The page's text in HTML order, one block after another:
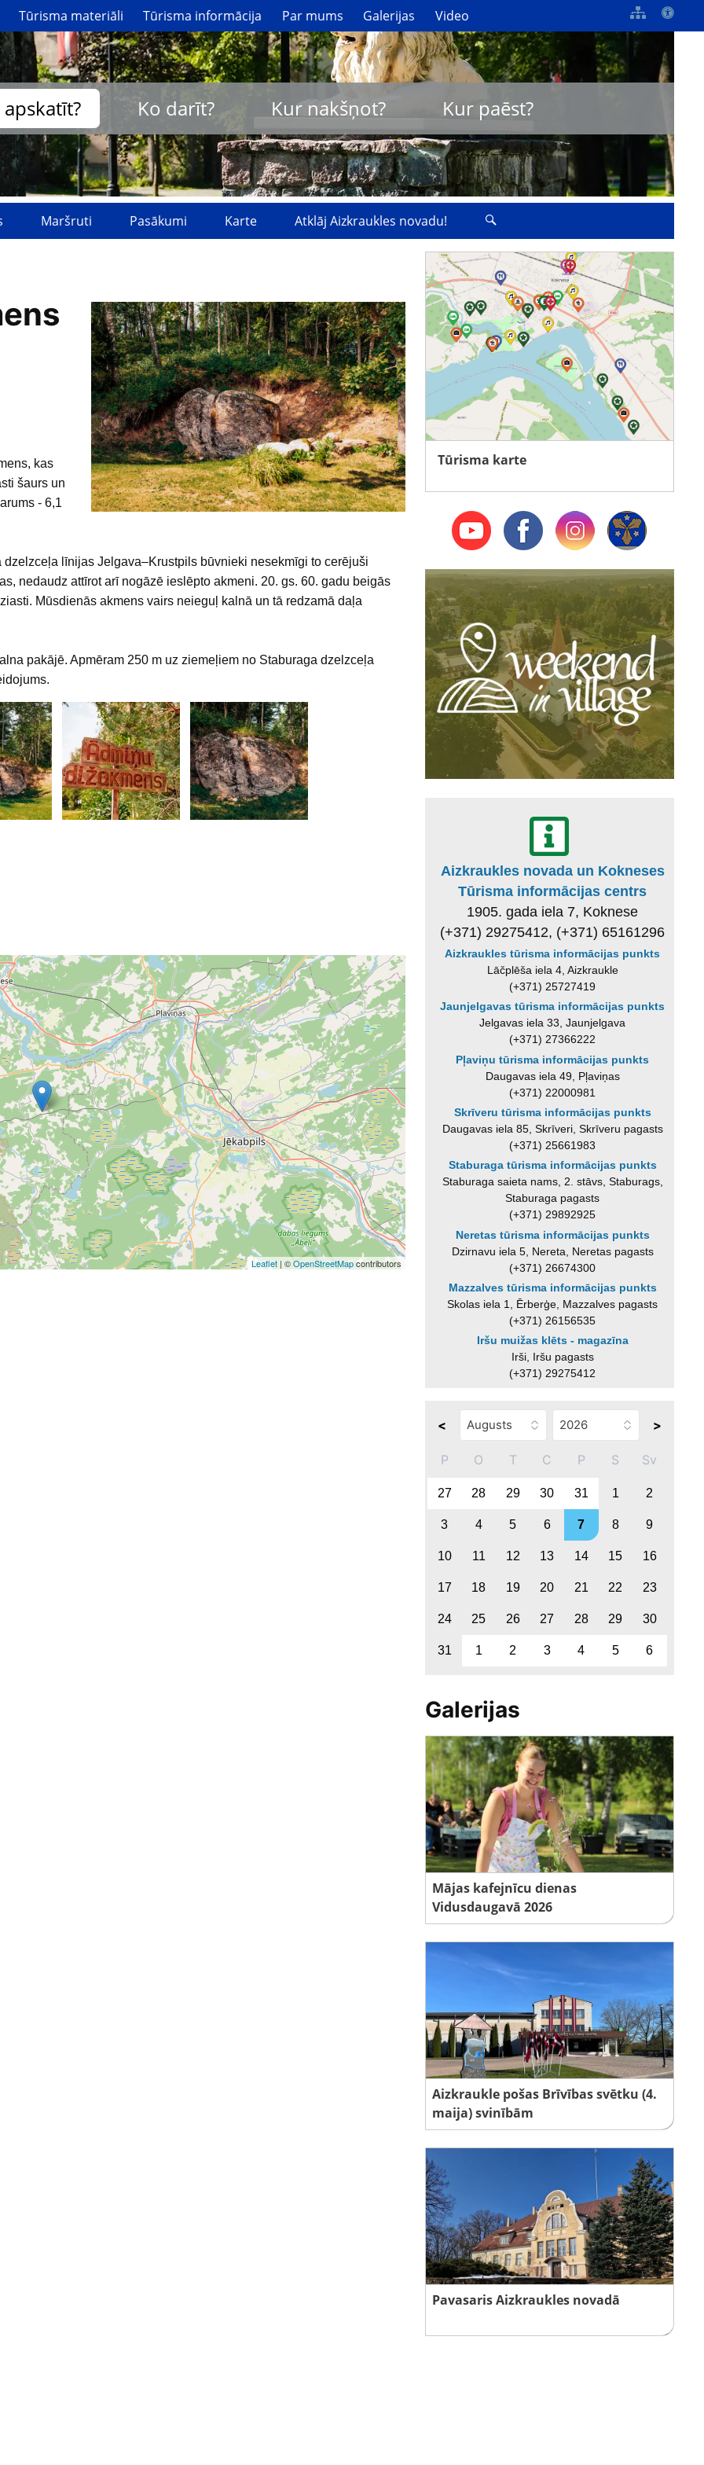
Tūrisma materiāli Tūrisma informācija Par mums Galerijas Video
Ko darīt? Kur nakšņot? Kur paēst?
Maršruti Pasākumi Karte Atklāj Aizkraukles novadu!
kas
šaurs un
- 6,1
līnijas Jelgava–Krustpils būvnieki nesekmīgi to cerējuši
nedaudz attīrot arī nogāzē ieslēpto akmeni. 20. gs. 60. gadu beigās
Mūsdienās akmens vairs neieguļ kalnā un tā redzamā daļa
pakājē. Apmēram 250 m uz ziemeļiem no Staburaga dzelzceļa
Leaflet| ©OpenStreetMapcontributors
Tūrisma karte
Aizkraukles novada un Kokneses
Tūrisma informācijas centrs
1905. gada iela 7, Koknese
(+371) 29275412, (+371) 65161296
Aizkraukles tūrisma informācijas punkts
Lāčplēša iela 4, Aizkraukle
(+371) 25727419
Jaunjelgavas tūrisma informācijas punkts
Jelgavas iela 33, Jaunjelgava
(+371) 27366222
Pļaviņu tūrisma informācijas punkts
Daugavas iela 49, Pļaviņas
(+371) 22000981
Skrīveru tūrisma informācijas punkts
Daugavas iela 85, Skrīveri, Skrīveru pagasts
(+371) 25661983
Staburaga tūrisma informācijas punkts
Staburaga saieta nams, 2. stāvs, Staburags,
Staburaga pagasts
(+371) 29892925
Neretas tūrisma informācijas punkts
Dzirnavu iela 5, Nereta, Neretas pagasts
(+371) 26674300
Mazzalves tūrisma informācijas punkts
Skolas iela 1, Ērberģe, Mazzalves pagasts
(+371) 26156535
Iršu muižas klēts - magazīna
Irši, Iršu pagasts
(+371) 29275412
< >
P O T C P S Sv
27 28 29 30 31 1 2
3 4 5 6 7 8 9
10 11 12 13 14 15 16
17 18 19 20 21 22 23
24 25 26 27 28 29 30
31 1 2 3 4 5 6
Galerijas
Mājas kafejnīcu dienas
Vidusdaugavā 2026
Aizkraukle pošas Brīvības svētku (4.
maija) svinībām
Pavasaris Aizkraukles novadā